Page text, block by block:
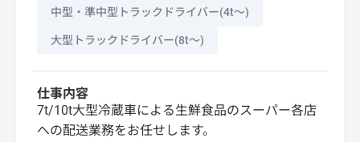
中型・準中型トラックドライバー(4t～)
大型トラックドライバー(8t～)
仕事内容
7t/10t大型冷蔵車による生鮮食品のスーパー各店
への配送業務をお任せします。